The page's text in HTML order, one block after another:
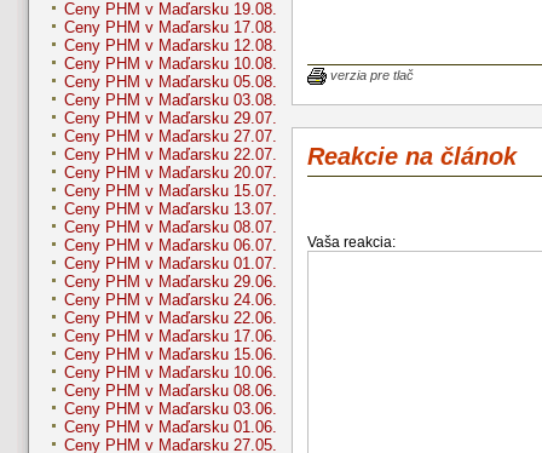
Ceny PHM v Maďarsku 19.08.
Ceny PHM v Maďarsku 17.08.
Ceny PHM v Maďarsku 12.08.
Ceny PHM v Maďarsku 10.08.
Ceny PHM v Maďarsku 05.08.
Ceny PHM v Maďarsku 03.08.
Ceny PHM v Maďarsku 29.07.
Ceny PHM v Maďarsku 27.07.
Ceny PHM v Maďarsku 22.07.
Ceny PHM v Maďarsku 20.07.
Ceny PHM v Maďarsku 15.07.
Ceny PHM v Maďarsku 13.07.
Ceny PHM v Maďarsku 08.07.
Ceny PHM v Maďarsku 06.07.
Ceny PHM v Maďarsku 01.07.
Ceny PHM v Maďarsku 29.06.
Ceny PHM v Maďarsku 24.06.
Ceny PHM v Maďarsku 22.06.
Ceny PHM v Maďarsku 17.06.
Ceny PHM v Maďarsku 15.06.
Ceny PHM v Maďarsku 10.06.
Ceny PHM v Maďarsku 08.06.
Ceny PHM v Maďarsku 03.06.
Ceny PHM v Maďarsku 01.06.
Ceny PHM v Maďarsku 27.05.
verzia pre tlač
Reakcie na článok
Vaša reakcia: